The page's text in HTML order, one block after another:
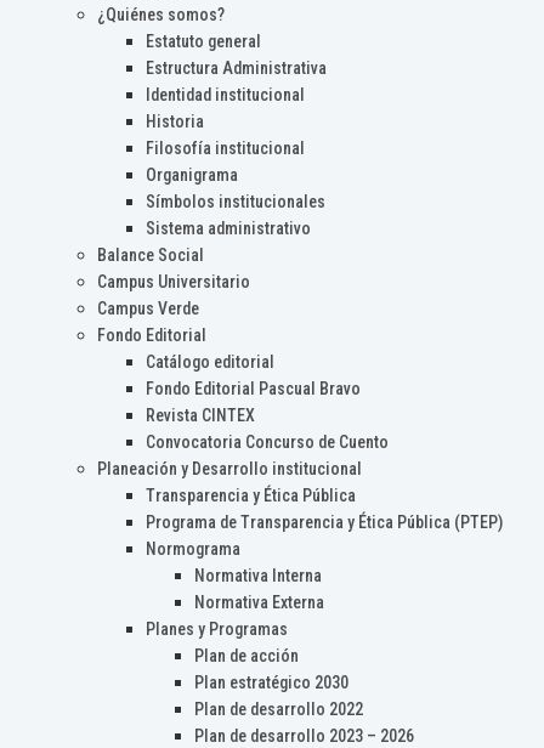
¿Quiénes somos?
Estatuto general
Estructura Administrativa
Identidad institucional
Historia
Filosofía institucional
Organigrama
Símbolos institucionales
Sistema administrativo
Balance Social
Campus Universitario
Campus Verde
Fondo Editorial
Catálogo editorial
Fondo Editorial Pascual Bravo
Revista CINTEX
Convocatoria Concurso de Cuento
Planeación y Desarrollo institucional
Transparencia y Ética Pública
Programa de Transparencia y Ética Pública (PTEP)
Normograma
Normativa Interna
Normativa Externa
Planes y Programas
Plan de acción
Plan estratégico 2030
Plan de desarrollo 2022
Plan de desarrollo 2023 – 2026